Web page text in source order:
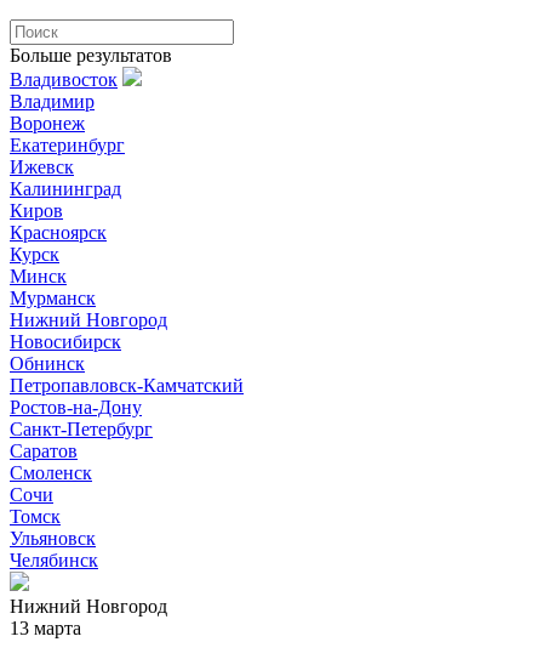
Больше результатов
Владивосток
Владимир
Воронеж
Екатеринбург
Ижевск
Калининград
Киров
Красноярск
Курск
Минск
Мурманск
Нижний Новгород
Новосибирск
Обнинск
Петропавловск-Камчатский
Ростов-на-Дону
Санкт-Петербург
Саратов
Смоленск
Сочи
Томск
Ульяновск
Челябинск
Нижний Новгород
13 марта